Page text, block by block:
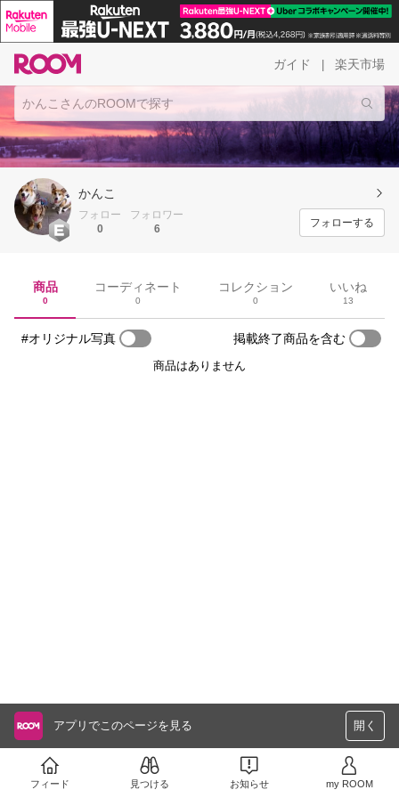
ガイド 楽天市場
かんこ
フォロー
0
フォロワー
6
フォローする
商品
0
コーディネート
0
コレクション
0
いいね
13
#オリジナル写真 掲載終了商品を含む
商品はありません
アプリでこのページを見る 開く
フィード 見つける お知らせ my ROOM